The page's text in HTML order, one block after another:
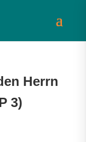
Herrn
3)